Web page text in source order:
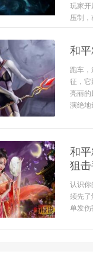
玩家开
压制
和
跑车
征，它
亮丽的
演绝地
和
狙
认识你
须先了
单发伤